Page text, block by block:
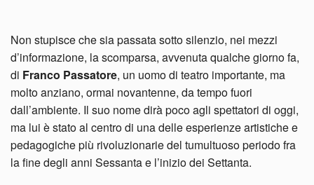
Non stupisce che sia passata sotto silenzio, nei mezzi
d’informazione, la scomparsa, avvenuta qualche giorno fa,
di Franco Passatore, un uomo di teatro importante, ma
molto anziano, ormai novantenne, da tempo fuori
dall’ambiente. Il suo nome dirà poco agli spettatori di oggi,
ma lui è stato al centrodi una delle esperienze artistiche e
pedagogiche più rivoluzionarie del tumultuoso periodo fra
la fine degli anni Sessanta e l’inizio dei Settanta.